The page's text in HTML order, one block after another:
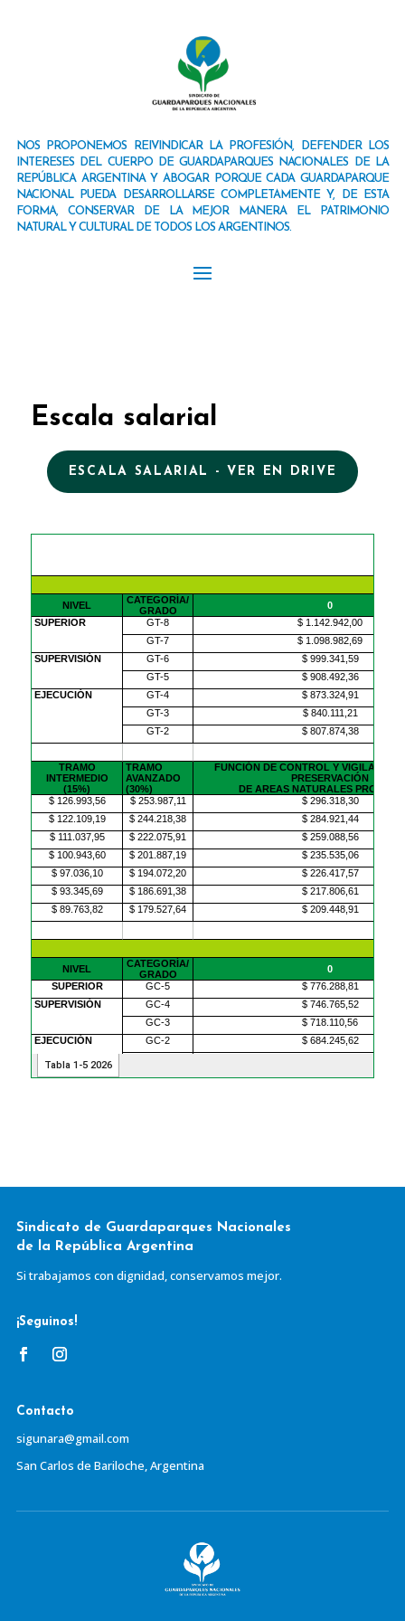
NOS PROPONEMOS REIVINDICAR LA PROFESIÓN, DEFENDER LOS
INTERESES DEL CUERPO DE GUARDAPARQUES NACIONALES DE LA
REPÚBLICA ARGENTINA Y ABOGAR PORQUE CADA GUARDAPARQUE
NACIONAL PUEDA DESARROLLARSE COMPLETAMENTE Y, DE ESTA
FORMA, CONSERVAR DE LA MEJOR MANERA EL PATRIMONIO
NATURAL Y CULTURAL DE TODOS LOS ARGENTINOS.
Escala salarial
ESCALA SALARIAL - VER EN DRIVE
Sindicato de Guardaparques Nacionales
de la República Argentina
Si trabajamos con dignidad, conservamos mejor.
¡Seguinos!
Contacto
sigunara@gmail.com
San Carlos de Bariloche, Argentina